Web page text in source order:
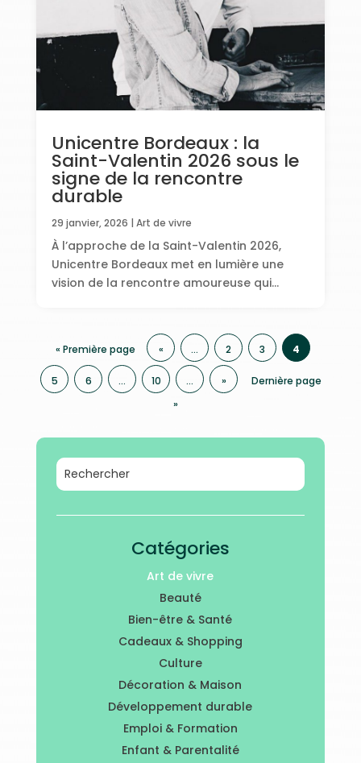
Unicentre Bordeaux : la
Saint-Valentin 2026 sous le
signe de la rencontre
durable
29 janvier, 2026 | Art de vivre
À l’approche de la Saint-Valentin 2026,
Unicentre Bordeaux met en lumière une
vision de la rencontre amoureuse qui...
« Première page « … 2 3 4
5 6 … 10 … »
Dernière page
»
Catégories
Art de vivre
Beauté
Bien-être & Santé
Cadeaux & Shopping
Culture
Décoration & Maison
Développement durable
Emploi & Formation
Enfant & Parentalité